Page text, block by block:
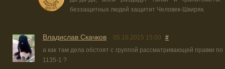
беззащитных людей защитит Человек-Шкиряк.
Владислав Скачков 05.10.2015 15:00
#
а как там дела обстоят с группой рассматривающей правки
1135-1 ?